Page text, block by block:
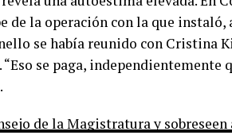
de la operación con la que instaló,
se había reunido con Cristina
se paga, independientemente
de la Magistratura y sobreseen